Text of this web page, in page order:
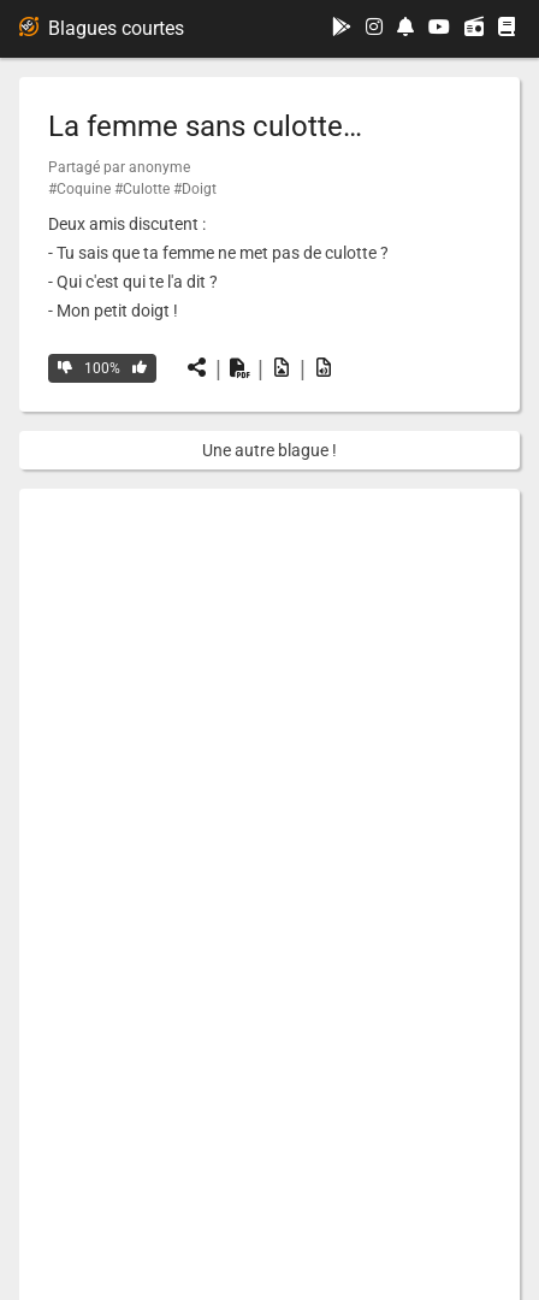
La femme sans culotte…
Partagé par anonyme
#Coquine #Culotte #Doigt
Deux amis discutent :
- Tu sais que ta femme ne met pas de culotte ?
- Qui c'est qui te l'a dit ?
- Mon petit doigt !
100% | | |
Une autre blague !
Blagues courtes